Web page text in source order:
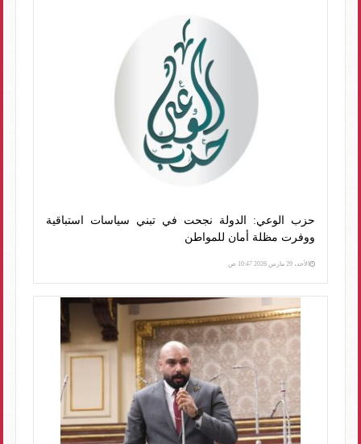
حزب الوعي: الدولة نجحت في تبني سياسات استباقية
ووفرت مظلة أمان للمواطن
الأحد، 29 مارس 2026 10:47 ص